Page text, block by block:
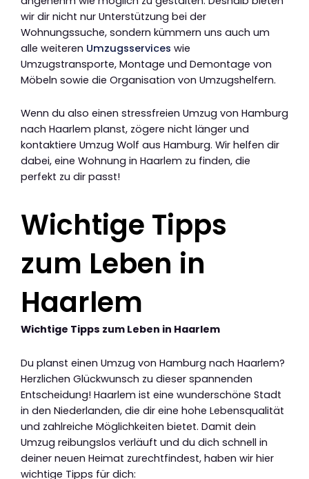
wir dir nicht nur Unterstützung bei der
Wohnungssuche, sondern kümmern uns auch um
alle weiteren Umzugsservices wie
Umzugstransporte, Montage und Demontage von
Möbeln sowie die Organisation von Umzugshelfern.
Wenn du also einen stressfreien Umzug von Hamburg
nach Haarlem planst, zögere nicht länger und
kontaktiere Umzug Wolf aus Hamburg. Wir helfen dir
dabei, eine Wohnung in Haarlem zu finden, die
perfekt zu dir passt!
Wichtige Tipps
zum Leben in
Haarlem
Wichtige Tipps zum Leben in Haarlem
Du planst einen Umzug von Hamburg nach Haarlem?
Herzlichen Glückwunsch zu dieser spannenden
Entscheidung! Haarlem ist eine wunderschöne Stadt
in den Niederlanden, die dir eine hohe Lebensqualität
und zahlreiche Möglichkeiten bietet. Damit dein
Umzug reibungslos verläuft und du dich schnell in
deiner neuen Heimat zurechtfindest, haben wir hier
wichtige Tipps für dich: